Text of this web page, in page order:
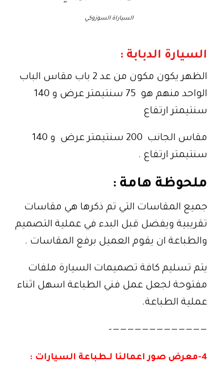
السياراة السوزوكي
السيارة الدبابة :
الظهر يكون مكون من عد 2 باب مقاس الباب
الواحد منهم هو 75 سنتيمتر عرض و 140
سنتيمتر ارتفاع
مقاس الجانب 200 سنتيمتر عرض و 140
سنتيمتر ارتفاع .
ملحوظة هامة :
جميع المقاسات التي تم ذكرها هي مقاسات
تقريبية ويفضل قبل البدء في عملية التصميم
والطباعة ان يقوم العميل برفع المقاسات .
يتم تسليم كافة تصميمات السيارة ملفات
مفتوحة لجعل عمل فني الطباعة اسهل اثناء
عملية الطباعة.
—————————————–
4-معرض صور اعمالنا لـطباعة السيارات :